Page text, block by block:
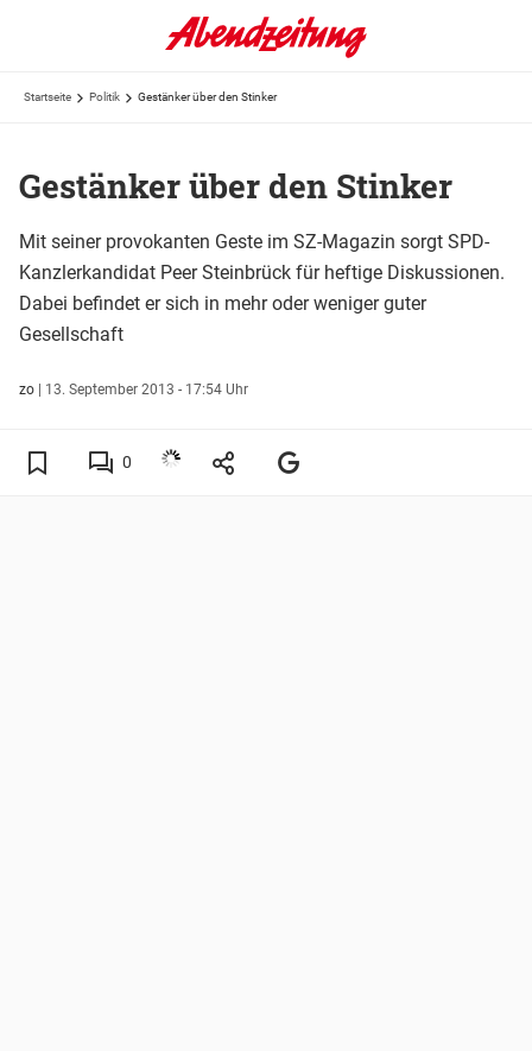
Startseite Politik Gestänker über den Stinker
Gestänker über den Stinker
Mit seiner provokanten Geste im SZ-Magazin sorgt SPD-
Kanzlerkandidat Peer Steinbrück für heftige Diskussionen.
Dabei befindet er sich in mehr oder weniger guter
Gesellschaft
zo | 13. September 2013 - 17:54 Uhr
0